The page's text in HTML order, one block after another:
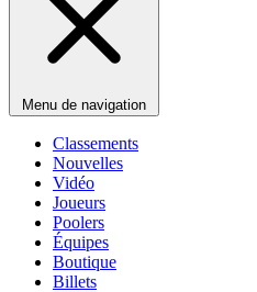
Menu de navigation
Classements
Nouvelles
Vidéo
Joueurs
Poolers
Équipes
Boutique
Billets